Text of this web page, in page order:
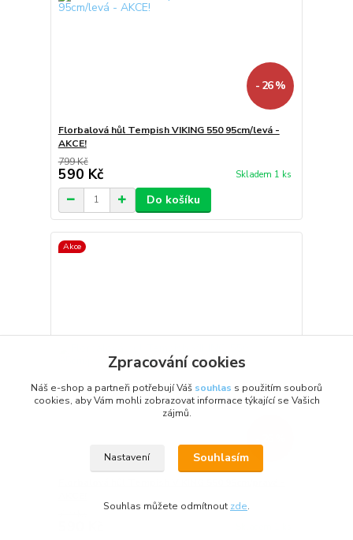
- 26 %
Florbalová hůl Tempish VIKING 550 95cm/levá -
AKCE!
799 Kč
590 Kč Skladem 1 ks
Do košíku
Akce
Zpracování cookies
Náš e-shop a partneři potřebují Váš souhlas s použitím souborů
cookies, aby Vám mohli zobrazovat informace týkající se Vašich
zájmů.
Nastavení Souhlasím
Souhlas můžete odmítnout zde.